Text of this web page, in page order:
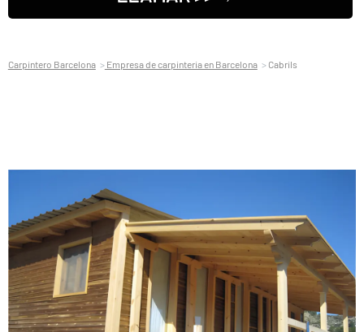
Carpintero Barcelona Empresa de carpinteria en Barcelona Cabrils